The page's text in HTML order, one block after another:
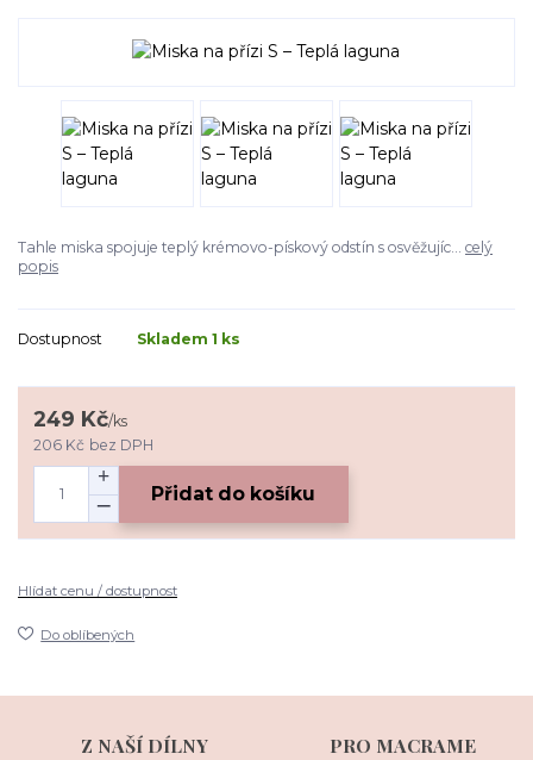
Tahle miska spojuje teplý krémovo-pískový odstín s osvěžujíc... celý
popis
Dostupnost Skladem 1 ks
249 Kč/ks
206 Kč bez DPH
Přidat do košíku
Hlídat cenu / dostupnost
Do oblíbených
Z NAŠÍ DÍLNY PRO MACRAME